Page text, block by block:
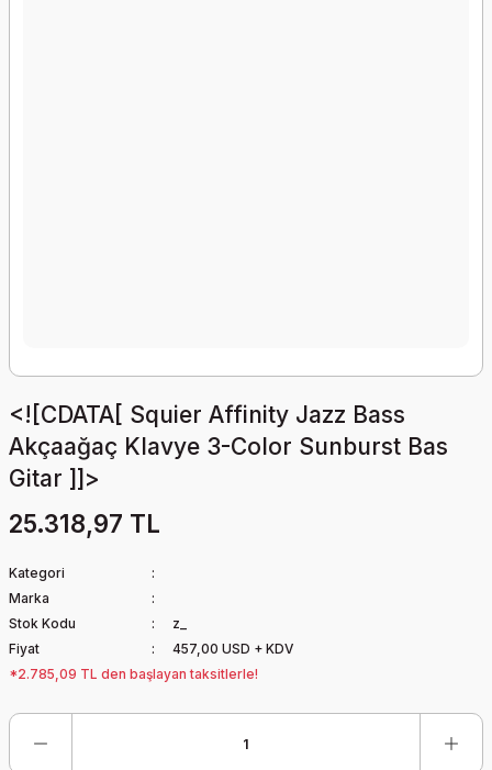
<![CDATA[ Squier Affinity Jazz Bass
Akçaağaç Klavye 3-Color Sunburst Bas
Gitar ]]>
25.318,97 TL
Kategori
Marka
Stok Kodu
z_
Fiyat
457,00 USD + KDV
*2.785,09 TL den başlayan taksitlerle!